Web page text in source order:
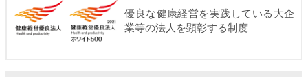
優良な健康経営を実践している大企
業等の法人を顕彰する制度